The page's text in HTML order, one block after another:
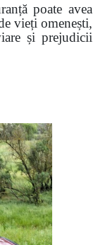
poate avea
vieți omenești,
și prejudicii